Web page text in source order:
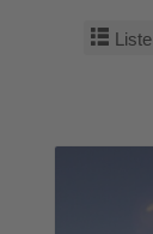
Liste